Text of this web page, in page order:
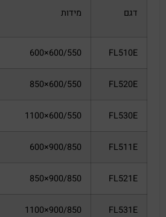
דגם מידות
FL510E
600/550×600
FL520E
600/550×850
FL530E
600/550×1100
FL511E
900/850×600
FL521E
900/850×850
FL531E
900/850×1100